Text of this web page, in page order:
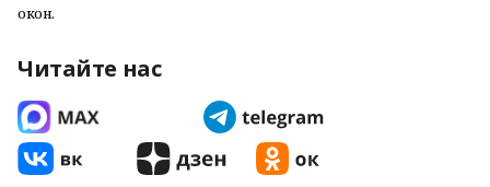
окон.
Читайте нас